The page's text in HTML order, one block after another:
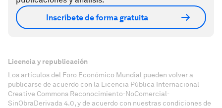
Inscríbete de forma gratuita
Licencia y republicación
Los artículos del Foro Económico Mundial pueden volver a
publicarse de acuerdo con la Licencia Pública Internacional
Creative Commons Reconocimiento-NoComercial-
SinObraDerivada 4.0, y de acuerdo con nuestras condiciones de